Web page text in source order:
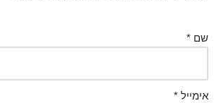
שם *
אימייל *